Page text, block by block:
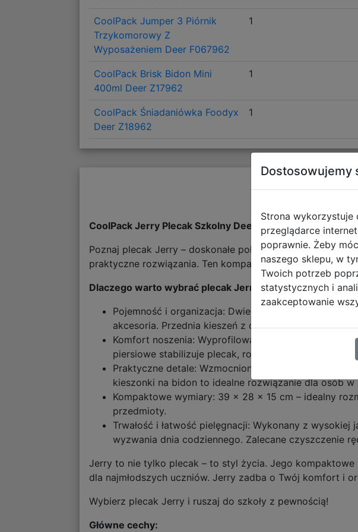
CoolPack Jumper 3 Piórnik
Trzykomorowy Z
Wyposażeniem Deer F067962
1
CoolPack Brisk Bidon Mini
400ml Deer Z17962
1
CoolPack Śniadaniówka Foodyx
Deer Z18962
1
CoolPack Jerry Plecak Szkolny Deer F029962
Poznaj plecak Jerry – doskonałe połączenie stylu,
praktyczne rozwiązania. Ten kompaktowy plecak o
Dlaczego warto wybrać plecak Jerry?
Pojemność i organizacja: Dwie przestronne komory
akcesoria. Przednia kieszeń z organizerem pozwoli
Komfort noszenia: Wyprofilowane plecy i
piersiowe stabilizuje plecak, rozkładając ciężar
Praktyczne detale: Wzmocniony spód chroni przed
kieszonki na bidon to idealne rozwiązanie dla osób w
Kompaktowe wymiary: 39 x 28 x 15 cm – idealny
przedmioty.
Trwałość i łatwość pielęgnacji: Wykonany z
wyzwania dnia codziennego. Zalecane czyszczenie
Jerry to nie tylko plecak – to styl życia. Jego
dla najmłodszych uczniów. Jerry zadba o Twój komfort i
Wybierz plecak Jerry i ruszaj do szkoły z pewnością!
Główne cechy:
Dostosowujemy
Strona wykorzystuje
przeglądarce
poprawnie. Żeby
naszego sklepu, w
Twoich potrzeb
statystycznych i
zaakceptowanie